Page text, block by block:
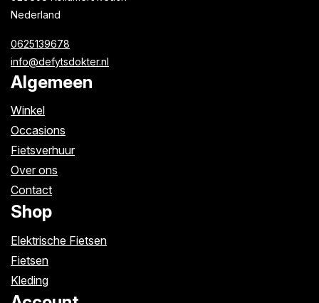
Nederland
0625139678
info@defytsdokter.nl
Algemeen
Winkel
Occasions
Fietsverhuur
Over ons
Contact
Shop
Elektrische Fietsen
Fietsen
Kleding